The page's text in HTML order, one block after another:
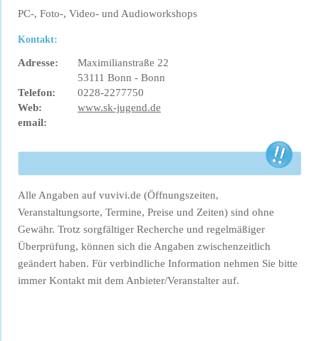
PC-, Foto-, Video- und Audioworkshops
Kontakt:
Adresse:
Maximilianstraße 22
53111 Bonn - Bonn
Telefon:
0228-2277750
Web:
www.sk-jugend.de
email:
Alle Angaben auf vuvivi.de (Öffnungszeiten,
Veranstaltungsorte, Termine, Preise und Zeiten) sind ohne
Gewähr. Trotz sorgfältiger Recherche und regelmäßiger
Überprüfung, können sich die Angaben zwischenzeitlich
geändert haben. Für verbindliche Information nehmen Sie bitte
immer Kontakt mit dem Anbieter/Veranstalter auf.